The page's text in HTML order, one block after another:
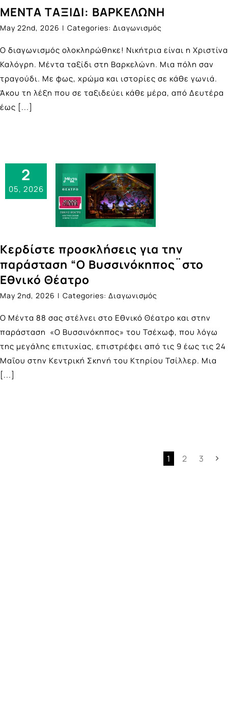
ΜΕΝΤΑ ΤΑΞΙΔΙ: ΒΑΡΚΕΛΩΝΗ
May 22nd, 2026 | Categories: Διαγωνισμός
Ο διαγωνισμός ολοκληρώθηκε! Νικήτρια είναι η Χριστίνα
Καλόγρη. Μέντα ταξίδι στη Βαρκελώνη. Μια πόλη σαν
τραγούδι. Με φως, χρώμα και ιστορίες σε κάθε γωνιά.
Άκου τη λέξη που σε ταξιδεύει κάθε μέρα, από Δευτέρα
έως [...]
2
05, 2026
Κερδίστε προσκλήσεις για την
παράσταση “Ο Βυσσινόκηπος¨στο
Εθνικό Θέατρο
May 2nd, 2026 | Categories: Διαγωνισμός
Ο Μέντα 88 σας στέλνει στο Εθνικό Θέατρο και στην
παράσταση «Ο Βυσσινόκηπος» του Τσέχωφ, που λόγω
της μεγάλης επιτυχίας, επιστρέφει από τις 9 έως τις 24
Μαΐου στην Κεντρική Σκηνή του Κτηρίου Τσίλλερ. Μια
[...]
1 2 3